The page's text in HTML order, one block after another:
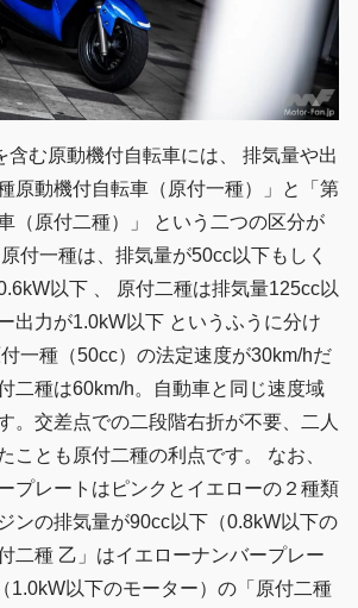
含む原動機付自転車には、 排気量や出
原動機付自転車（原付一種）」と「第
（原付二種）」 という二つの区分が
付一種は、排気量が50cc以下もしく
以下 、 原付二種は排気量125cc以
出力が1.0kW以下 というふうに分け
一種（50cc）の法定速度が30km/hだ
二種は60km/h。自動車と同じ速度域
。交差点での二段階右折が不要、二人
ことも原付二種の利点です。 なお、
プレートはピンクとイエローの２種類
ンの排気量が90cc以下（0.8kW以下の
二種 乙」はイエローナンバープレー
1.0kW以下のモーター）の「原付二種